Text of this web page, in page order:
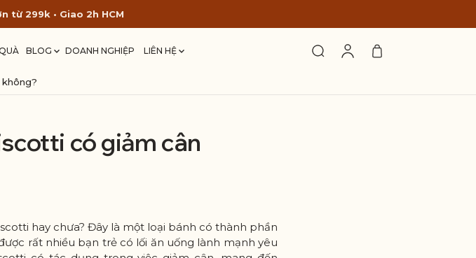
từ 299k • Giao 2h HCM
BLOG DOANH NGHIỆP LIÊN HỆ
có giảm cân
hay chưa? Đây là một loại bánh có thành phần
rất nhiều bạn trẻ có lối ăn uống lành mạnh yêu